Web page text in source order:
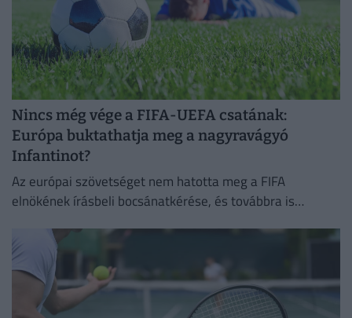
Nincs még vége a FIFA-UEFA csatának:
Európa buktathatja meg a nagyravágyó
Infantinot?
Az európai szövetséget nem hatotta meg a FIFA
elnökének írásbeli bocsánatkérése, és továbbra is